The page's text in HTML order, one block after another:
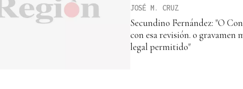
JOSÉ M. CRUZ
Secundino Fernández: "O
con esa revisión. o
legal permitido"